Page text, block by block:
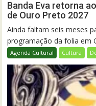
Banda Eva retorna
de Ouro Preto 2027
Ainda faltam seis meses
programação da folia em
Agenda Cultural Cultura